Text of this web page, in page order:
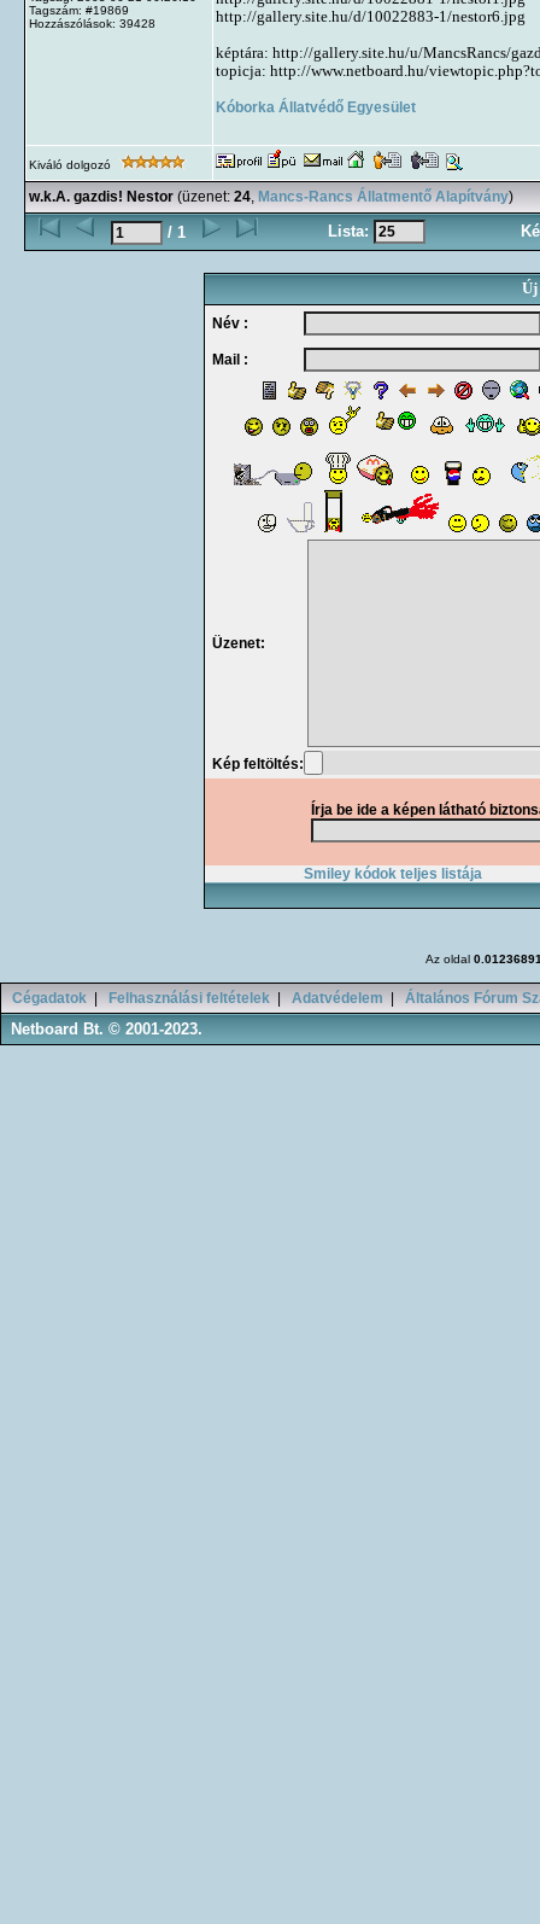
Tagszám: #19869
Hozzászólások: 39428
http://gallery.site.hu/d/10022883-1/nestor6.jpg
képtára: http://gallery.site.hu/u/MancsRancs/
topicja: http://www.netboard.hu/
Kóborka Állatvédő Egyesület
Kiváló dolgozó
w.k.A. gazdis! Nestor (üzenet: 24, Mancs-Rancs Állatmentő Alapítvány)
/ 1 Lista:
Új
Név :
Mail :
Üzenet:
Kép feltöltés:
Írja be ide a képen látható
Smiley kódok teljes listája
Az oldal
Cégadatok Felhasználási feltételek Adatvédelem Általános Fórum
Netboard Bt. © 2001-2023.